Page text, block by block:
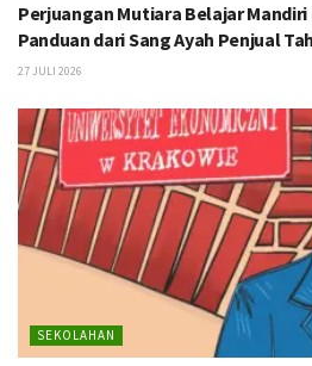
Perjuangan Mutiara Belajar
Panduan dari Sang Ayah Penjual
27 JULI 2026
SEKOLAHAN